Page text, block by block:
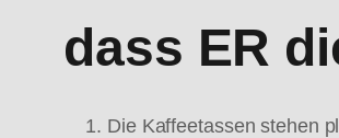
dass ER
Die Kaffeetassen stehen